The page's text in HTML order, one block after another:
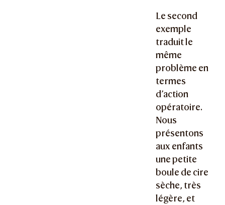
Le second
exemple
traduit le
même
problème en
termes
d’action
opératoire.
Nous
présentons
aux enfants
une petite
boule de cire
sèche, très
légère, et